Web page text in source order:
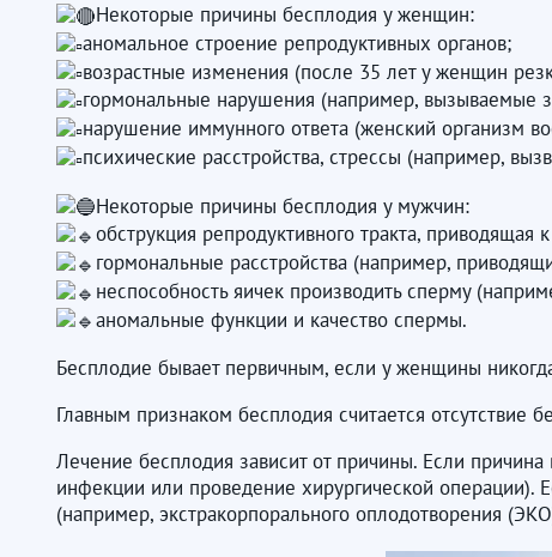
Некоторые причины бесплодия у женщин:
аномальное строение репродуктивных органов;
возрастные изменения (после 35 лет у женщин
гормональные нарушения (например, вызываемые
нарушение иммунного ответа (женский организм
психические расстройства, стрессы (например,
Некоторые причины бесплодия у мужчин:
обструкция репродуктивного тракта,
гормональные расстройства (например,
неспособность яичек производить сперму
аномальные функции и качество спермы.
Бесплодие бывает первичным, если у женщины
Главным признаком бесплодия считается
Лечение бесплодия зависит от причины. Если
инфекции или проведение хирургической операции).
(например, экстракорпорального оплодотворения